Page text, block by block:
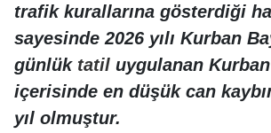
trafik kurallarına gösterdiği
sayesinde 2026 yılı Kurban
günlük tatil uygulanan
içerisinde en düşük can
yıl olmuştur.